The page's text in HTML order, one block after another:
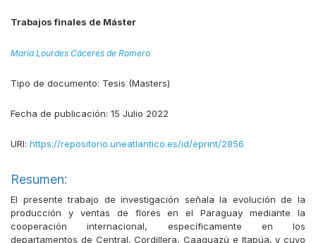
Trabajos finales de Máster
María Lourdes Cáceres de Romero
Tipo de documento: Tesis (Masters)
Fecha de publicación: 15 Julio 2022
URI: https://repositorio.uneatlantico.es/id/eprint/2856
Resumen:
El presente trabajo de investigación señala la evolución de la
producción y ventas de flores en el Paraguay mediante la
cooperación internacional, específicamente en los
departamentos de Central, Cordillera, Caaguazú e Itapúa, y cuyo